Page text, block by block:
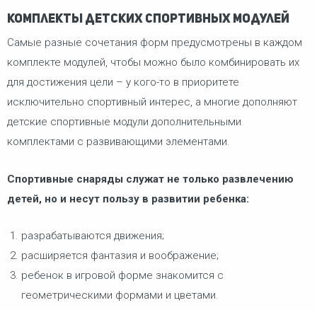
Комплекты детских спортивных модулей
Самые разные сочетания форм предусмотрены в каждом
комплекте модулей, чтобы можно было комбинировать их
для достижения цели – у кого-то в приоритете
исключительно спортивный интерес, а многие дополняют
детские спортивные модули дополнительными
комплектами с развивающими элементами.
Спортивные снаряды служат не только развлечению
детей, но и несут пользу в развитии ребенка:
разрабатываются движения;
расширяется фантазия и воображение;
ребенок в игровой форме знакомится с
геометрическими формами и цветами.